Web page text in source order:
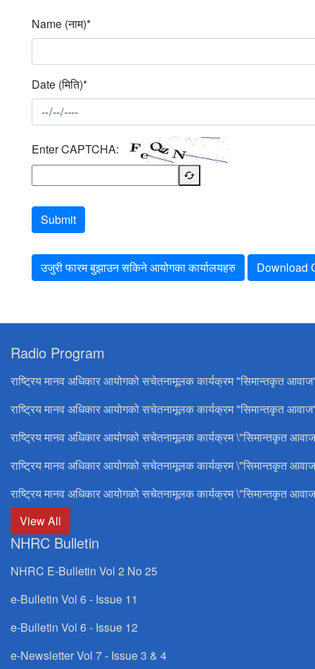
Name (नाम)*
Date (मिति)*
Enter CAPTCHA:
Submit
उजुरी फारम बुझाउन सकिने आयोगका कार्यालयहरु Download
Radio Program
राष्ट्रिय मानव अधिकार आयोगको सचेतनामूलक कार्यक्रम "सिमान्तकृत
राष्ट्रिय मानव अधिकार आयोगको सचेतनामूलक कार्यक्रम "सिमान्तकृत
राष्ट्रिय मानव अधिकार आयोगको सचेतनामूलक कार्यक्रम \"सिमान्तकृत
राष्ट्रिय मानव अधिकार आयोगको सचेतनामूलक कार्यक्रम \"सिमान्तकृत
राष्ट्रिय मानव अधिकार आयोगको सचेतनामूलक कार्यक्रम \"सिमान्तकृत
View All
NHRC Bulletin
NHRC E-Bulletin Vol 2 No 25
e-Bulletin Vol 6 - Issue 11
e-Bulletin Vol 6 - Issue 12
e-Newsletter Vol 7 - Issue 3 & 4